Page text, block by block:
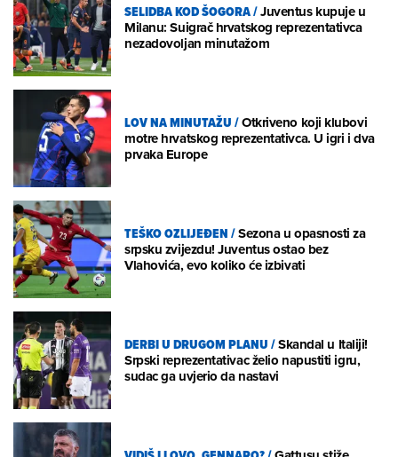
SELIDBA KOD ŠOGORA/Juventus kupuje u
Milanu: Suigrač hrvatskog reprezentativca
nezadovoljan minutažom
LOV NA MINUTAŽU/Otkriveno koji klubovi
motre hrvatskog reprezentativca. U igri i dva
prvaka Europe
TEŠKO OZLIJEĐEN/Sezona u opasnosti za
srpsku zvijezdu! Juventus ostao bez
Vlahovića, evo koliko će izbivati
DERBI U DRUGOM PLANU/Skandal u Italiji!
Srpski reprezentativac želio napustiti igru,
sudac ga uvjerio da nastavi